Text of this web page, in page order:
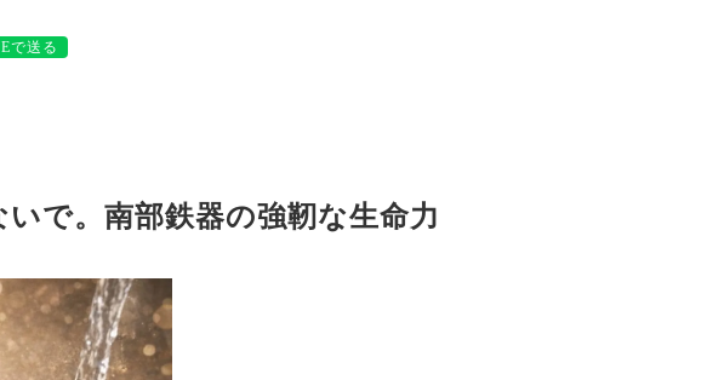
で送る
で。南部鉄器の強靭な生命力